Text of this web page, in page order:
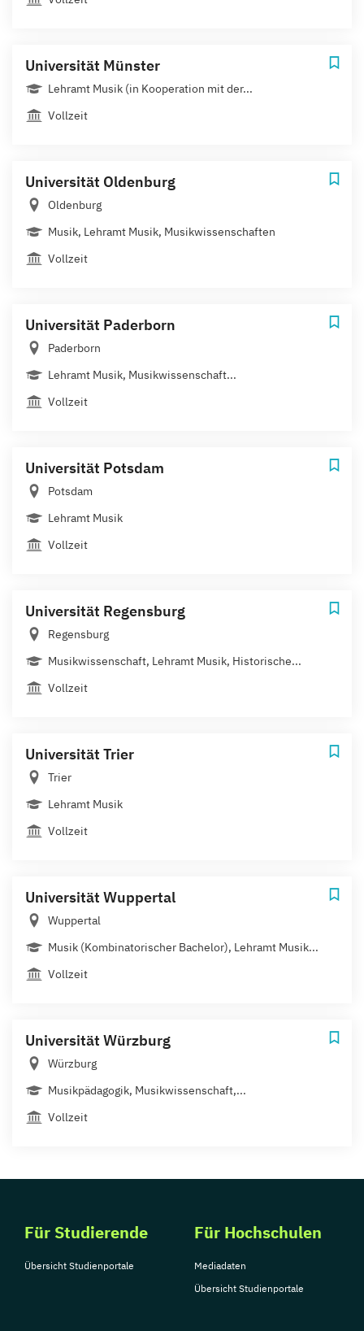
Universität Münster
Lehramt Musik (in Kooperation mit der...
Vollzeit
Universität Oldenburg
Oldenburg
Musik, Lehramt Musik, Musikwissenschaften
Vollzeit
Universität Paderborn
Paderborn
Lehramt Musik, Musikwissenschaft...
Vollzeit
Universität Potsdam
Potsdam
Lehramt Musik
Vollzeit
Universität Regensburg
Regensburg
Musikwissenschaft, Lehramt Musik, Historische...
Vollzeit
Universität Trier
Trier
Lehramt Musik
Vollzeit
Universität Wuppertal
Wuppertal
Musik (Kombinatorischer Bachelor), Lehramt Musik...
Vollzeit
Universität Würzburg
Würzburg
Musikpädagogik, Musikwissenschaft,...
Vollzeit
Für Studierende
Übersicht Studienportale
Für Hochschulen
Mediadaten
Übersicht Studienportale